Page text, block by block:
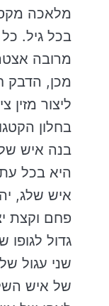
מלאכה
בכל גיל.
מרובה
מכן, הדבק
ליצור מזין
בחלון
בנה איש
היא בכל
איש שלג,
פחם וקצת
גדול
שני עגול
של איש